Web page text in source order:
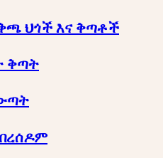
ህጎች እና ቅጣቶች
ቅጣት